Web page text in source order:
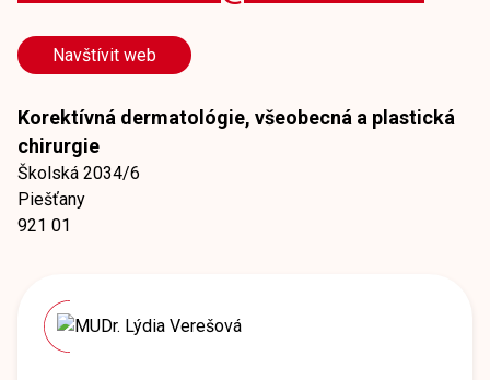
Navštívit web
Korektívná dermatológie, všeobecná a plastická
chirurgie
Školská 2034/6
Piešťany
921 01